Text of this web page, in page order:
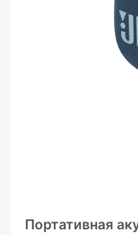
Портативная